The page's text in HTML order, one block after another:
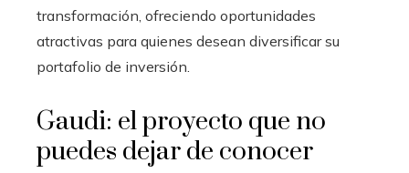
transformación, ofreciendo oportunidades
atractivas para quienes desean diversificar su
portafolio de inversión.
Gaudi: el proyecto que no
puedes dejar de conocer